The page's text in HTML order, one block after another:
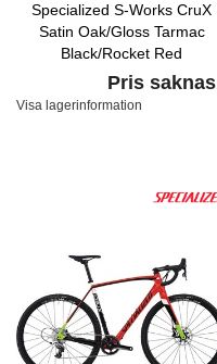
Specialized S-Works CruX
Satin Oak/Gloss Tarmac
Black/Rocket Red
Pris saknas
Visa lagerinformation